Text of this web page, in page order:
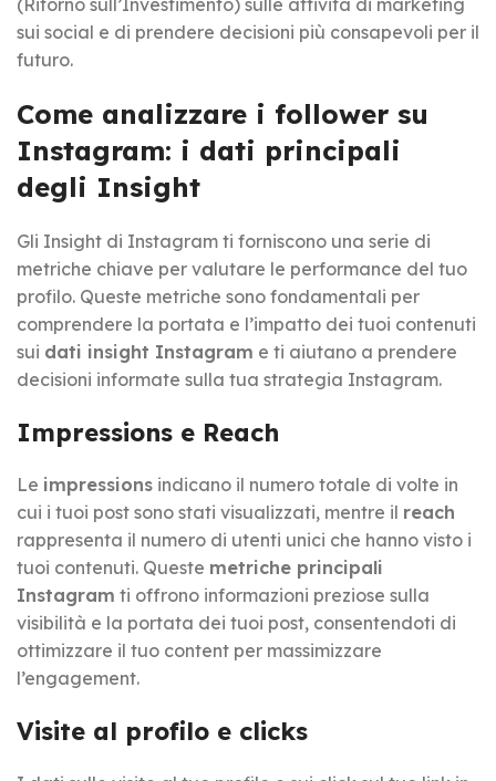
sui social e di prendere decisioni più consapevoli per il
futuro.
Come analizzare i follower su
Instagram: i dati principali
degli Insight
Gli Insight di Instagram ti forniscono una serie di
metriche chiave per valutare le performance del tuo
profilo. Queste metriche sono fondamentali per
comprendere la portata e l’impatto dei tuoi contenuti
sui dati insight Instagram e ti aiutano a prendere
decisioni informate sulla tua strategia Instagram.
Impressions e Reach
Le impressions indicano il numero totale di volte in
cui i tuoi post sono stati visualizzati, mentre il reach
rappresenta il numero di utenti unici che hanno visto i
tuoi contenuti. Queste metriche principali
Instagram ti offrono informazioni preziose sulla
visibilità e la portata dei tuoi post, consentendoti di
ottimizzare il tuo content per massimizzare
l’engagement.
Visite al profilo e clicks